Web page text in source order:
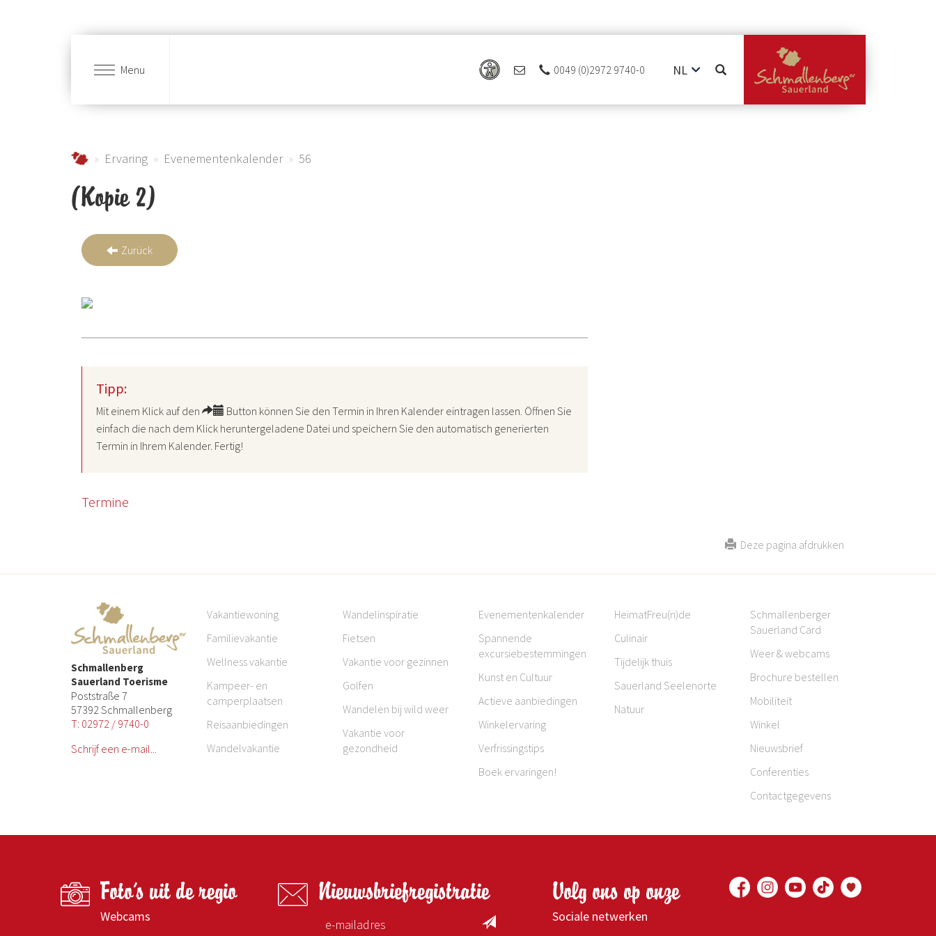
Menu 0049 (0)2972 9740-0
NL
EN
Urlaub im Schmallenberger Sauerland und der Ferienregion Eslohe
Ervaring Evenementenkalender 56
(Kopie 2)
Zurück
Tipp:
Mit einem Klick auf den
Button können Sie den Termin in Ihren Kalender eintragen lassen. Öffnen Sie
einfach die nach dem Klick heruntergeladene Datei und speichern Sie den automatisch generierten
Termin in Ihrem Kalender. Fertig!
Termine
Deze pagina afdrukken
Schmallenberg
Sauerland Toerisme
Poststraße 7
57392 Schmallenberg
T: 02972 / 9740-0
Schrijf een e-mail...
Vakantiewoning
Familievakantie
Wellness vakantie
Kampeer- en
camperplaatsen
Reisaanbiedingen
Wandelvakantie
Wandelinspiratie
Fietsen
Vakantie voor gezinnen
Golfen
Wandelen bij wild weer
Vakantie voor
gezondheid
Evenementenkalender
Spannende
excursiebestemmingen
Kunst en Cultuur
Actieve aanbiedingen
Winkelervaring
Verfrissingstips
Boek ervaringen!
HeimatFreu(n)de
Culinair
Tijdelijk thuis
Sauerland Seelenorte
Natuur
Schmallenberger
Sauerland Card
Weer & webcams
Brochure bestellen
Mobiliteit
Winkel
Nieuwsbrief
Conferenties
Contactgegevens
Foto's uit de regio
Webcams
Nieuwsbriefregistratie Volg ons op onze
Sociale netwerken